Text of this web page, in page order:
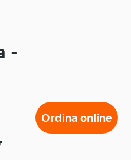
-
Ordina online